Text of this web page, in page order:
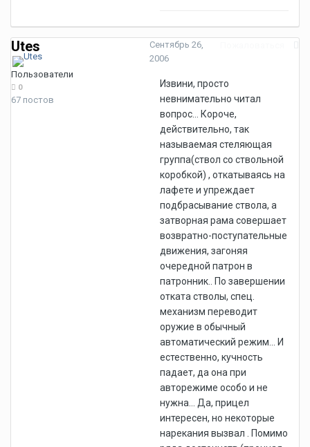
Utes
Пользователи
0
67 постов
Сентябрь 26,
2006
Извини, просто
невнимательно читал
вопрос... Короче,
действительно, так
называемая стеляющая
группа(ствол со ствольной
коробкой) , откатываясь на
лафете и упреждает
подбрасывание ствола, а
затворная рама совершает
возвратно-поступательные
движения, загоняя
очередной патрон в
патронник.. По завершении
отката стволы, спец.
механизм переводит
оружие в обычный
автоматический режим... И
естественно, кучность
падает, да она при
авторежиме особо и не
нужна... Да, прицел
интересен, но некоторые
нарекания вызвал . Помимо